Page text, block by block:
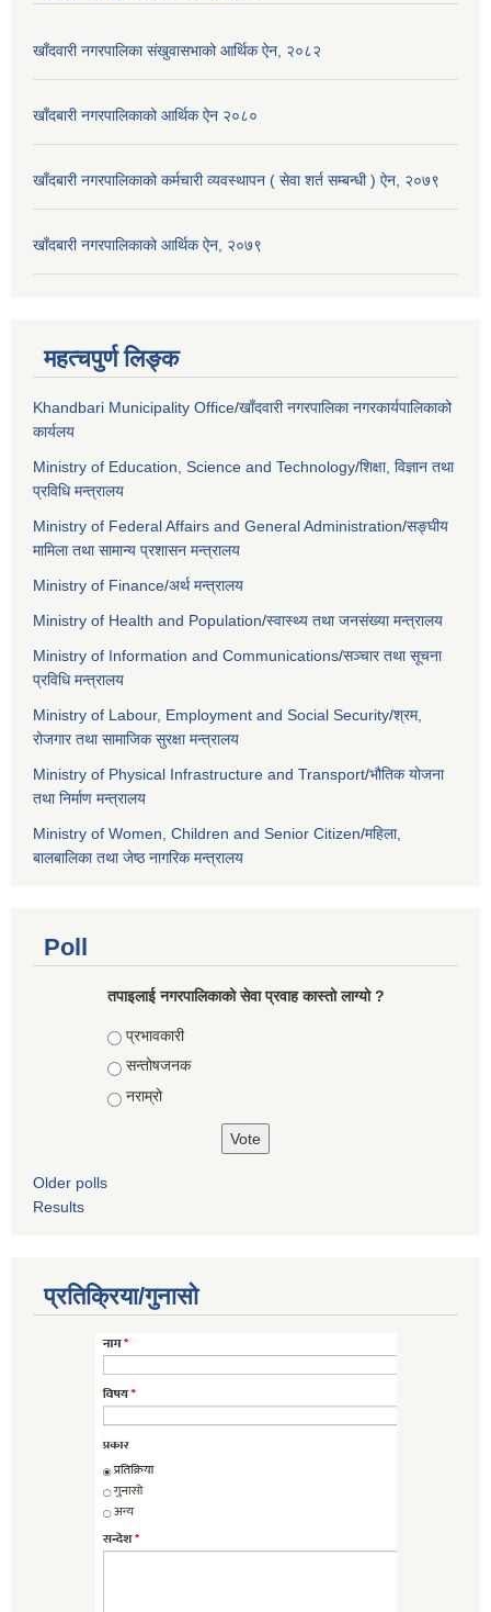
खाँदवारी नगरपालिका संखुवासभाको आर्थिक ऐन, २०८२
खाँदबारी नगरपालिकाको आर्थिक ऐन २०८०
खाँदबारी नगरपालिकाको कर्मचारी व्यवस्थापन ( सेवा शर्त सम्बन्धी ) ऐन, २०७९
खाँदबारी नगरपालिकाको आर्थिक ऐन, २०७९
महत्चपुर्ण लिङ्क
Khandbari Municipality Office/खाँदवारी नगरपालिका नगरकार्यपालिकाको
कार्यलय
Ministry of Education, Science and Technology/शिक्षा, विज्ञान तथा
प्रविधि मन्त्रालय
Ministry of Federal Affairs and General Administration/सङ्घीय
मामिला तथा सामान्य प्रशासन मन्त्रालय
Ministry of Finance/अर्थ मन्त्रालय
Ministry of Health and Population/स्वास्थ्य तथा जनसंख्या मन्त्रालय
Ministry of Information and Communications/सञ्चार तथा सूचना
प्रविधि मन्त्रालय
Ministry of Labour, Employment and Social Security/श्रम,
रोजगार तथा सामाजिक सुरक्षा मन्त्रालय
Ministry of Physical Infrastructure and Transport/भौतिक योजना
तथा निर्माण मन्त्रालय
Ministry of Women, Children and Senior Citizen/महिला,
बालबालिका तथा जेष्ठ नागरिक मन्त्रालय
Poll
तपाइलाई नगरपालिकाको सेवा प्रवाह कास्तो लाग्यो ?
Choices
प्रभावकारी
सन्तोषजनक
नराम्रो
Older polls
Results
प्रतिक्रिया/गुनासो